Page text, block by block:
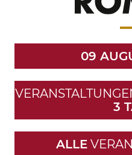
09
3
ALLE